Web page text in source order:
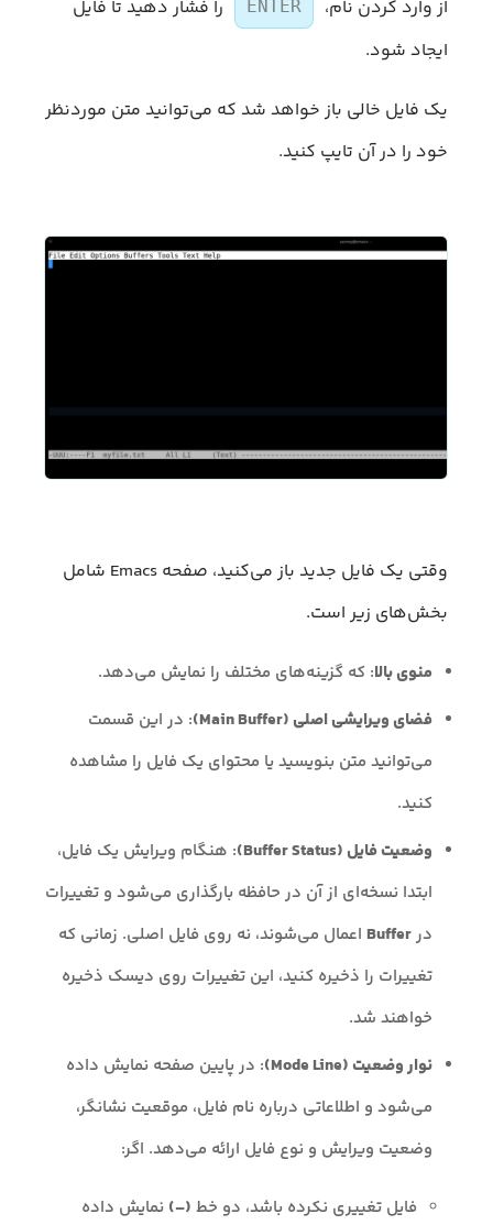
از وارد کردن نام،
ENTER
را فشار دهید تا فایل
ایجاد شود.
یک فایل خالی باز خواهد شد که می‌توانید متن موردنظر
خود را در آن تایپ کنید.
وقتی یک فایل جدید باز می‌کنید، صفحه Emacs شامل
بخش‌های زیر است.
منوی بالا: که گزینه‌های مختلف را نمایش می‌دهد.
فضای ویرایشی اصلی (Main Buffer)
: در این قسمت
می‌توانید متن بنویسید یا محتوای یک فایل را مشاهده
کنید.
وضعیت فایل (Buffer Status)
: هنگام ویرایش یک فایل،
ابتدا نسخه‌ای از آن در حافظه بارگذاری می‌شود و تغییرات
درBuffer اعمال می‌شوند، نه روی فایل اصلی. زمانی که
تغییرات را ذخیره کنید، این تغییرات روی دیسک ذخیره
خواهند شد.
نوار وضعیت (Mode Line)
: در پایین صفحه نمایش داده
می‌شود و اطلاعاتی درباره نام فایل، موقعیت نشانگر،
وضعیت ویرایش و نوع فایل ارائه می‌دهد. اگر:
فایل تغییری نکرده باشد، دو خط (–) نمایش داده